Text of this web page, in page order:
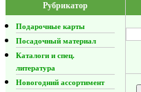
Рубрикатор
Подарочные карты
Посадочный материал
Каталоги и спец.
литература
Новогодний ассортимент